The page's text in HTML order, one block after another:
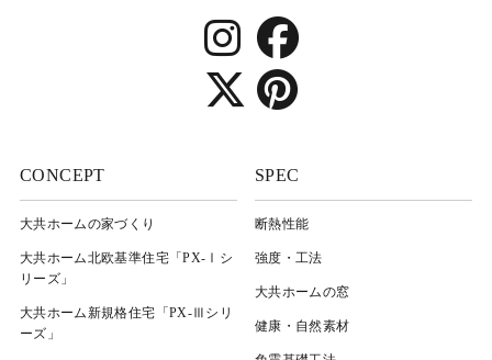
CONCEPT
大共ホームの家づくり
大共ホーム北欧基準住宅「PX-Ⅰシ
リーズ」
大共ホーム新規格住宅「PX-Ⅲシリ
ーズ」
SPEC
断熱性能
強度・工法
大共ホームの窓
健康・自然素材